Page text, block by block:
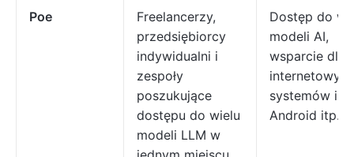
Poe
Freelancerzy,
przedsiębiorcy
indywidualni i
zespoły
poszukujące
dostępu do wielu
modeli LLM w
Dostęp do
modeli AI,
wsparcie dla
systemów
Android itp.